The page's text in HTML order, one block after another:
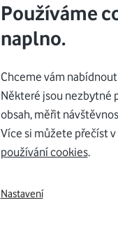
Používáme
naplno.
Chceme vám
Některé jsou nezbytné
obsah, měřit
Více si můžete přečíst v
používání cookies.
Nastavení